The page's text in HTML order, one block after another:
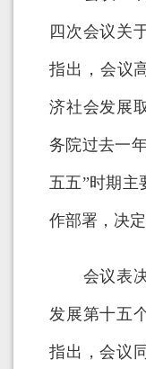
四次会议关
指出，会议
济社会发展
务院过去一
五五”时期主
作部署，决
会议表决
发展第十五
指出，会议